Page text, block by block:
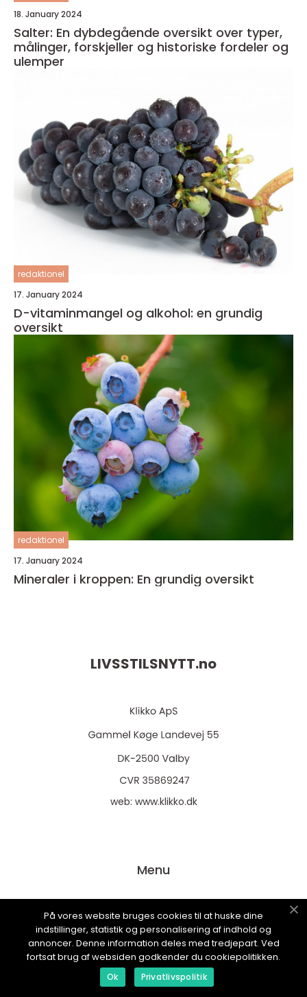
18. January 2024
Salter: En dybdegående oversikt over typer,
målinger, forskjeller og historiske fordeler og
ulemper
redaktionel
17. January 2024
D-vitaminmangel og alkohol: en grundig
oversikt
redaktionel
17. January 2024
Mineraler i kroppen: En grundig oversikt
LIVSSTILSNYTT.no
web: www.klikko.dk
Menu
Reklame
Om oss
Cookies
Kontakt Oss
På vores website bruges cookies til at huske dine
indstillinger, statistik og personalisering af indhold og
annoncer. Denne information deles med tredjepart. Ved
fortsat brug af websiden godkender du cookiepolitikken.
Ok Privatlivspolitik